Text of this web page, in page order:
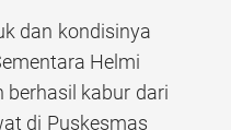
dan kondisinya
Helmi
berhasil kabur dari
di Puskesmas